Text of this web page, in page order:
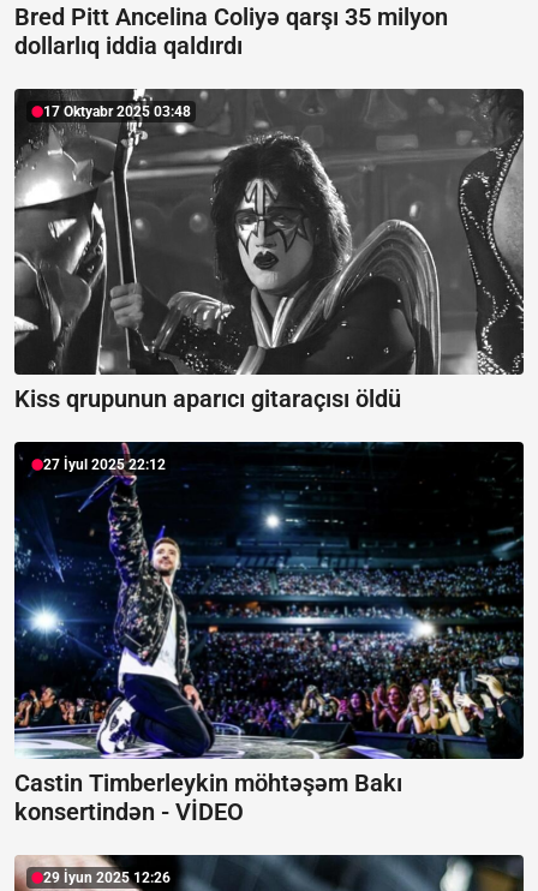
Bred Pitt Ancelina Coliyə qarşı 35 milyon
dollarlıq iddia qaldırdı
17 Oktyabr 2025 03:48
Kiss qrupunun aparıcı gitaraçısı öldü
27 İyul 2025 22:12
Castin Timberleykin möhtəşəm Bakı
konsertindən - VİDEO
29 İyun 2025 12:26